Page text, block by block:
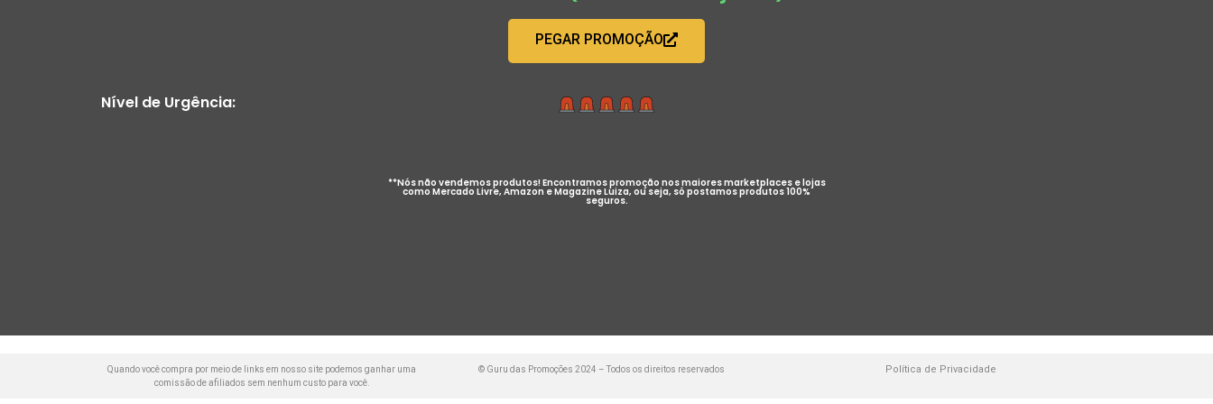
PEGAR PROMOÇÃO
Nível de Urgência:
**Nós não vendemos produtos! Encontramos promoção nos maiores marketplaces e lojas
como Mercado Livre, Amazon e Magazine Luiza, ou seja, só postamos produtos 100%
seguros.
Quando você compra por meio de links em nosso site podemos ganhar uma
comissão de afiliados sem nenhum custo para você.
© Guru das Promoções 2024 – Todos os direitos reservados Política de Privacidade